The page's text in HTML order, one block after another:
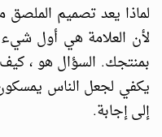
لماذا يعد تصميم الملصق
لأن العلامة هي أول
بمنتجك. السؤال هو ،
يكفي لجعل الناس
إلى إجابة.